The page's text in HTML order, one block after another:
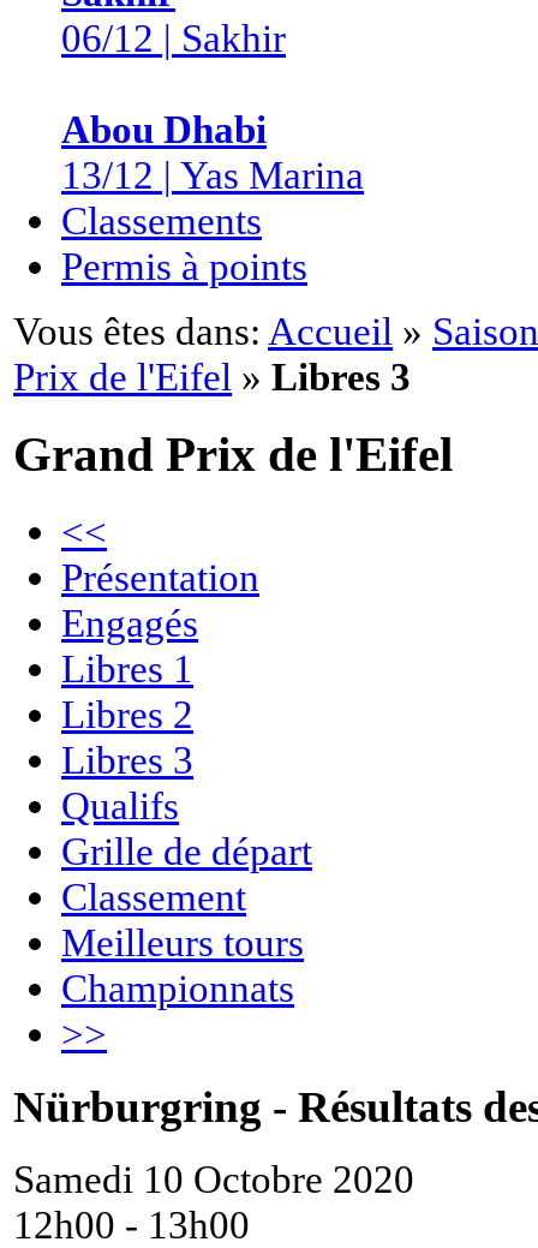
06/12 | Sakhir
Abou Dhabi
13/12 | Yas Marina
Classements
Permis à points
Vous êtes dans: Accueil »
Prix de l'Eifel » Libres 3
Grand Prix de l'Eifel
<<
Présentation
Engagés
Libres 1
Libres 2
Libres 3
Qualifs
Grille de départ
Classement
Meilleurs tours
Championnats
>>
Nürburgring - Résultats
Samedi 10 Octobre 2020
12h00 - 13h00